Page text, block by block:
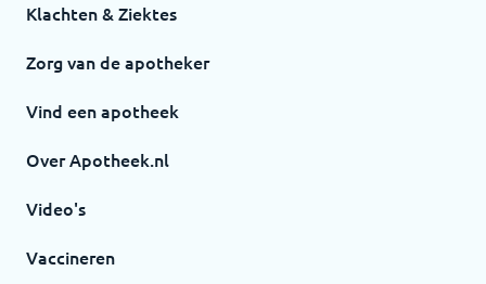
Klachten & Ziektes
Zorg van de apotheker
Vind een apotheek
Over Apotheek.nl
Video's
Vaccineren